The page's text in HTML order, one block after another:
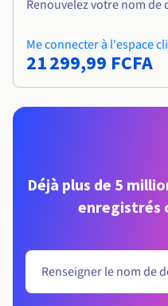
Renouvelez votre nom
Me connecter à l'espace
21 299,99 FCFA
Déjà plus de 5
enregistrés